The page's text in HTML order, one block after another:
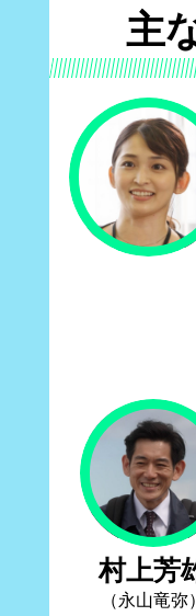
主
村上芳
（永山竜弥）